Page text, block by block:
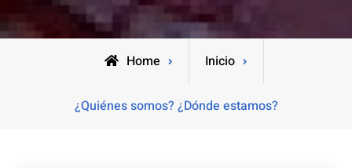
Home Inicio
¿Quiénes somos? ¿Dónde estamos?